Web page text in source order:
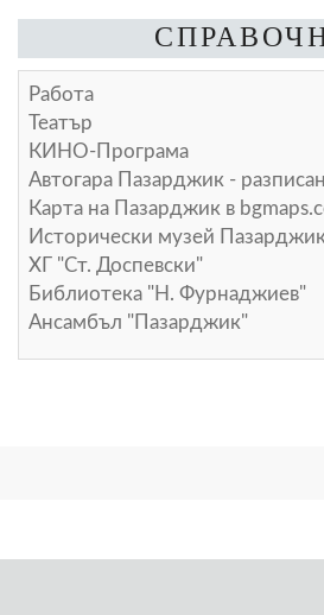
Работа
Театър
КИНО-Програма
Автогара Пазарджик -
Карта на Пазарджик в
Исторически музей Пазарджик
ХГ "Ст. Доспевски"
Библиотека "Н. Фурнаджиев"
Ансамбъл "Пазарджик"